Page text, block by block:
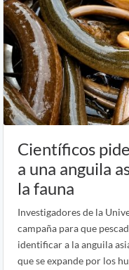
Científicos
a una anguila
la fauna
Investigadores de la
campaña para que
identificar a la anguila
que se expande por los